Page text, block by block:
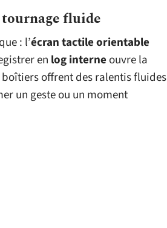
fluide
: l’écran tactile orientable
en log interne ouvre la
boîtiers offrent des ralentis fluides
un geste ou un moment